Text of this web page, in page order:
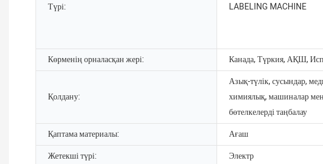
Түрі: LABELING MACHINE
Көрменің орналасқан жері:
Канада, Түркия, АҚШ,
Қолдану:
Азық-түлік, сусындар,
химиялық, машиналар
бөтелкелерді таңбалау
Қаптама материалы: Ағаш
Жетекші түрі:
Электр